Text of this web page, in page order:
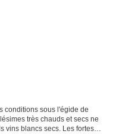
conditions sous l'égide de
très chauds et secs ne
vins blancs secs. Les fortes